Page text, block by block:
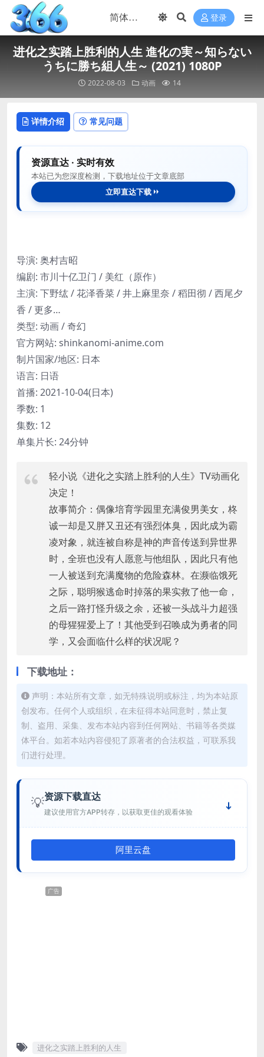
登录
进化之实踏上胜利的人生 進化の実～知らない
うちに勝ち組人生～ (2021) 1080P
2022-08-03 动画 14
详情介绍 常见问题
资源直达 · 实时有效
本站已为您深度检测，下载地址位于文章底部
立即直达下载
导演: 奥村吉昭
编剧: 市川十亿卫门 / 美红（原作）
主演: 下野纮 / 花泽香菜 / 井上麻里奈 / 稻田彻 / 西尾夕
香 / 更多…
类型: 动画 / 奇幻
官方网站: shinkanomi-anime.com
制片国家/地区: 日本
语言: 日语
首播: 2021-10-04(日本)
季数: 1
集数: 12
单集片长: 24分钟
轻小说《进化之实踏上胜利的人生》TV动画化
决定！
故事简介：偶像培育学园里充满俊男美女，柊
诚一却是又胖又丑还有强烈体臭，因此成为霸
凌对象，就连被自称是神的声音传送到异世界
时，全班也没有人愿意与他组队，因此只有他
一人被送到充满魔物的危险森林。在濒临饿死
之际，聪明猴逃命时掉落的果实救了他一命，
之后一路打怪升级之余，还被一头战斗力超强
的母猩猩爱上了！其他受到召唤成为勇者的同
学，又会面临什么样的状况呢？
下载地址：
声明：本站所有文章，如无特殊说明或标注，均为本站原
创发布。任何个人或组织，在未征得本站同意时，禁止复
制、盗用、采集、发布本站内容到任何网站、书籍等各类媒
体平台。如若本站内容侵犯了原著者的合法权益，可联系我
们进行处理。
💡资源下载直达
建议使用官方APP转存，以获取更佳的观看体验
阿里云盘
广告
进化之实踏上胜利的人生